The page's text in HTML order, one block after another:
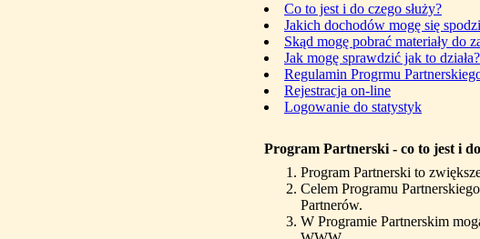
Co to jest i do czego służy?
Jakich dochodów mogę się
Skąd mogę pobrać materiały do
Jak mogę sprawdzić jak to działa?
Regulamin Progrmu
Rejestracja on-line
Logowanie do statystyk
Program Partnerski - co to jest i do
Program Partnerski to
Celem Programu
Partnerów.
W Programie Partnerskim